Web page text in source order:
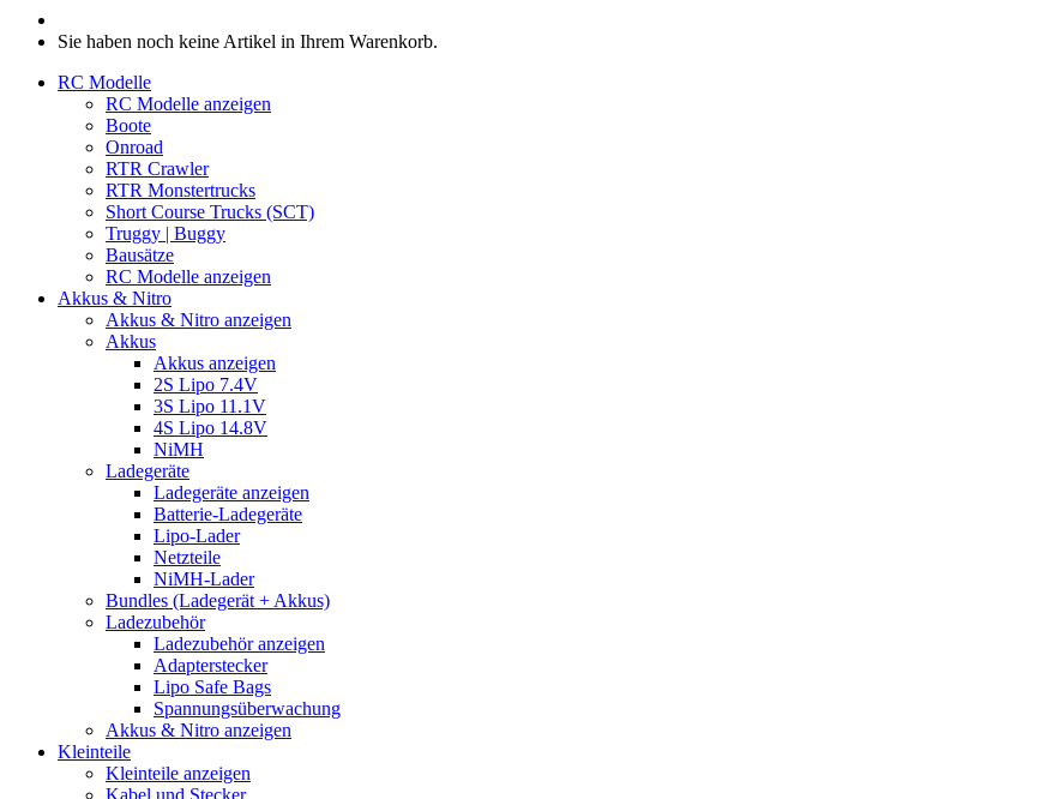
Sie haben noch keine Artikel in Ihrem Warenkorb.
RC Modelle
RC Modelle anzeigen
Boote
Onroad
RTR Crawler
RTR Monstertrucks
Short Course Trucks (SCT)
Truggy | Buggy
Bausätze
RC Modelle anzeigen
Akkus & Nitro
Akkus & Nitro anzeigen
Akkus
Akkus anzeigen
2S Lipo 7.4V
3S Lipo 11.1V
4S Lipo 14.8V
NiMH
Ladegeräte
Ladegeräte anzeigen
Batterie-Ladegeräte
Lipo-Lader
Netzteile
NiMH-Lader
Bundles (Ladegerät + Akkus)
Ladezubehör
Ladezubehör anzeigen
Adapterstecker
Lipo Safe Bags
Spannungsüberwachung
Akkus & Nitro anzeigen
Kleinteile
Kleinteile anzeigen
Kabel und Stecker